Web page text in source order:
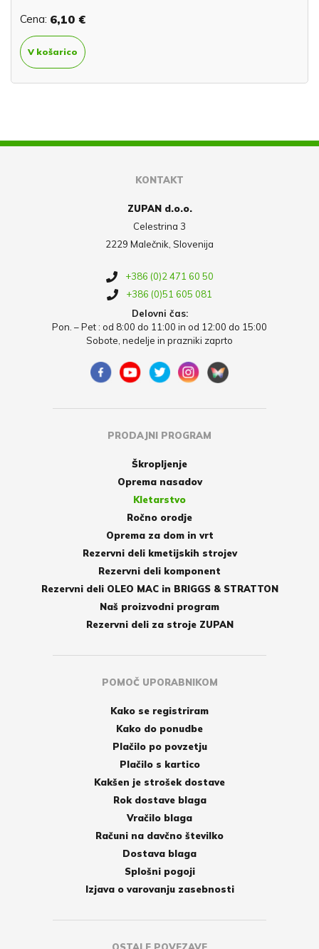
Cena: 6,10 €
V košarico
KONTAKT
ZUPAN d.o.o.
Celestrina 3
2229 Malečnik, Slovenija
+386 (0)2 471 60 50
+386 (0)51 605 081
Delovni čas:
Pon. – Pet : od 8:00 do 11:00 in od 12:00 do 15:00
Sobote, nedelje in prazniki zaprto
PRODAJNI PROGRAM
Škropljenje
Oprema nasadov
Kletarstvo
Ročno orodje
Oprema za dom in vrt
Rezervni deli kmetijskih strojev
Rezervni deli komponent
Rezervni deli OLEO MAC in BRIGGS & STRATTON
Naš proizvodni program
Rezervni deli za stroje ZUPAN
POMOČ UPORABNIKOM
Kako se registriram
Kako do ponudbe
Plačilo po povzetju
Plačilo s kartico
Kakšen je strošek dostave
Rok dostave blaga
Vračilo blaga
Računi na davčno številko
Dostava blaga
Splošni pogoji
Izjava o varovanju zasebnosti
OSTALE POVEZAVE